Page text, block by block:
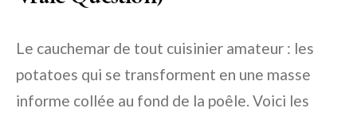
Le cauchemar de tout cuisinier amateur : les
potatoes qui se transforment en une masse
informe collée au fond de la poêle. Voici les